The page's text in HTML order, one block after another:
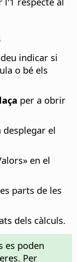
indicar si
o bé els
per a obrir
desplegar el
en el
parts de les
dels càlculs.
es poden
Per